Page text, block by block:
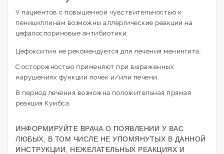
У пациентов с повышенной чувствительностью к
пенициллинам возможны аллергические реакции на
цефалоспориновые антибиотики.
Цефокситин не рекомендуется для лечения менингита.
С осторожностью применяют при выраженных
нарушениях функции почек и/или печени.
В период лечения возможна положительная прямая
реакция Кумбса.
ИНФОРМИРУЙТЕ ВРАЧА О ПОЯВЛЕНИИ У ВАС
ЛЮБЫХ, В ТОМ ЧИСЛЕ НЕ УПОМЯНУТЫХ В ДАННОЙ
ИНСТРУКЦИИ, НЕЖЕЛАТЕЛЬНЫХ РЕАКЦИЯХ И